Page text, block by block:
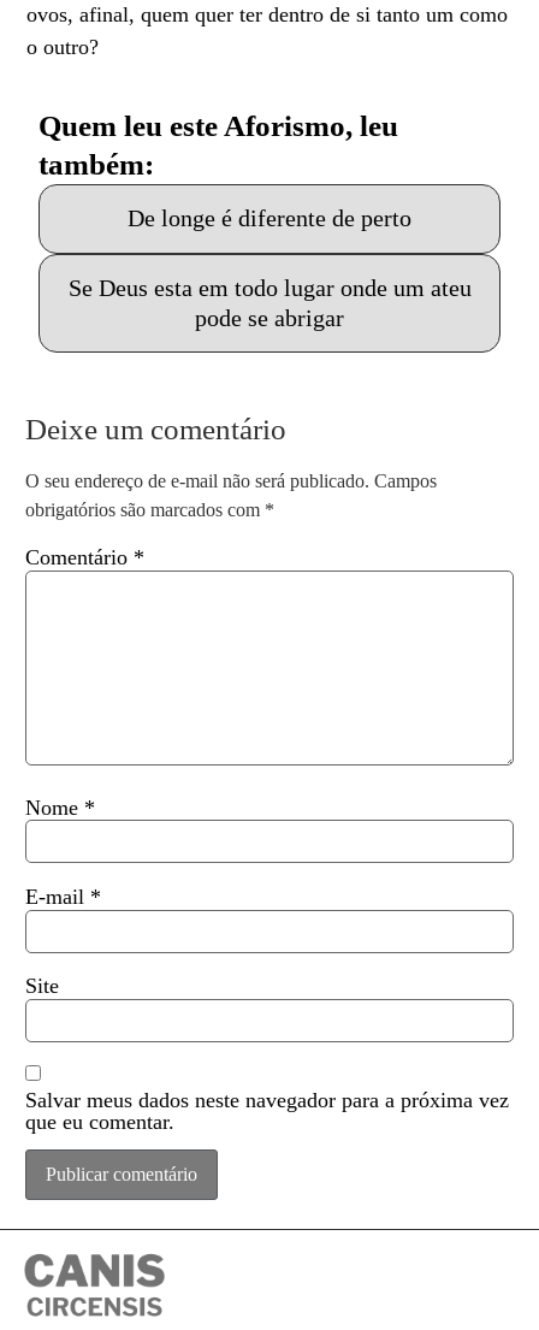
ovos, afinal, quem quer ter dentro de si tanto um como
o outro?
Quem leu este Aforismo, leu
também:
De longe é diferente de perto
Se Deus esta em todo lugar onde um ateu
pode se abrigar
Deixe um comentário
O seu endereço de e-mail não será publicado. Campos
obrigatórios são marcados com *
Comentário *
Nome *
E-mail *
Site
Salvar meus dados neste navegador para a próxima vez
que eu comentar.